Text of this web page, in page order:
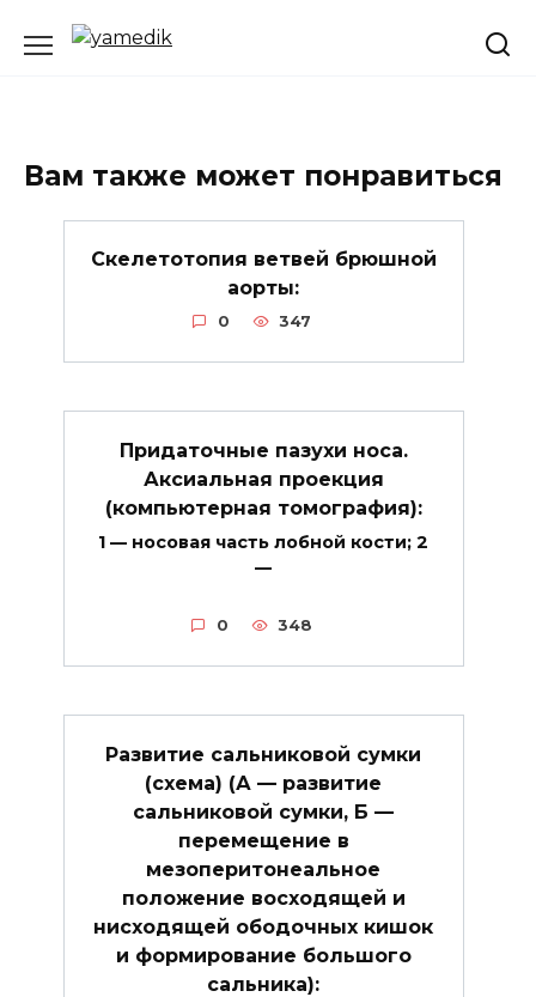
Вам также может понравиться
Скелетотопия ветвей брюшной
аорты:
0 347
Придаточные пазухи носа.
Аксиальная проекция
(компьютерная томография):
1 — носовая часть лобной кости; 2
—
0 348
Развитие сальниковой сумки
(схема) (А — развитие
сальниковой сумки, Б —
перемещение в
мезоперитонеальное
положение восходящей и
нисходящей ободочных кишок
и формирование большого
сальника):